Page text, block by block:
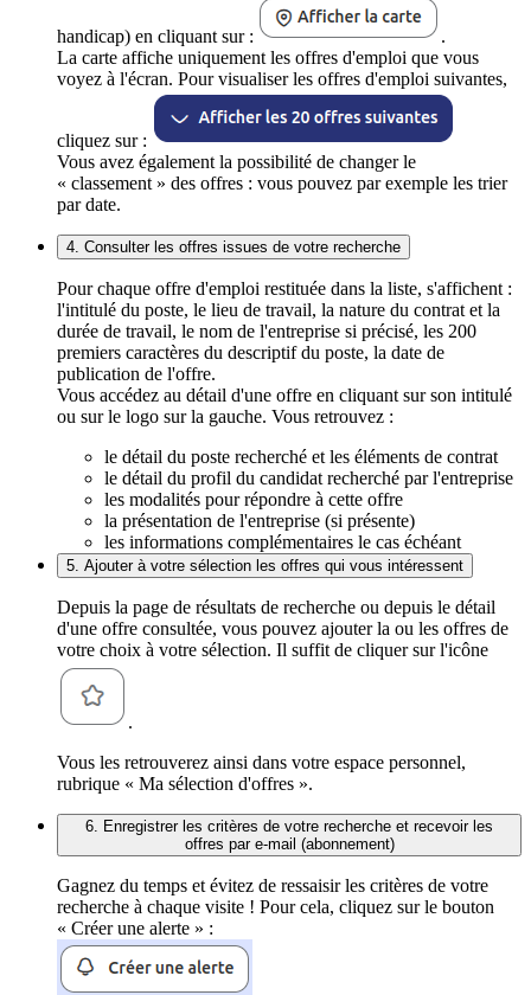
handicap) en cliquant sur :
.
La carte affiche uniquement les offres d'emploi que vous
voyez à l'écran. Pour visualiser les offres d'emploi suivantes,
cliquez sur :
Vous avez également la possibilité de changer le
« classement » des offres : vous pouvez par exemple les trier
par date.
4. Consulter les offres issues de votre recherche
Pour chaque offre d'emploi restituée dans la liste, s'affichent :
l'intitulé du poste, le lieu de travail, la nature du contrat et la
durée de travail, le nom de l'entreprise si précisé, les 200
premiers caractères du descriptif du poste, la date de
publication de l'offre.
Vous accédez au détail d'une offre en cliquant sur son intitulé
ou sur le logo sur la gauche. Vous retrouvez :
le détail du poste recherché et les éléments de contrat
le détail du profil du candidat recherché par l'entreprise
les modalités pour répondre à cette offre
la présentation de l'entreprise (si présente)
les informations complémentaires le cas échéant
5. Ajouter à votre sélection les offres qui vous intéressent
Depuis la page de résultats de recherche ou depuis le détail
d'une offre consultée, vous pouvez ajouter la ou les offres de
votre choix à votre sélection. Il suffit de cliquer sur l'icône
.
Vous les retrouverez ainsi dans votre espace personnel,
rubrique « Ma sélection d'offres ».
6. Enregistrer les critères de votre recherche et recevoir les
offres par e-mail (abonnement)
Gagnez du temps et évitez de ressaisir les critères de votre
recherche à chaque visite ! Pour cela, cliquez sur le bouton
« Créer une alerte » :